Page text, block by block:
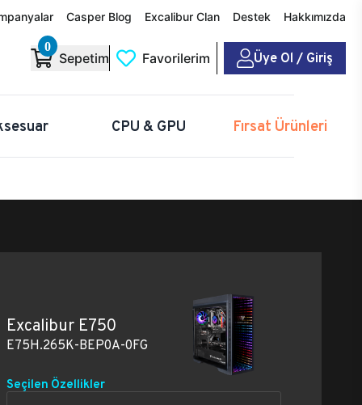
Casper Blog Excalibur Clan Destek Hakkımızda
0
Sepetim Favorilerim Üye Ol / Giriş
CPU & GPU Fırsat Ürünleri
Excalibur E750
E75H.265K-BEP0A-0FG
Seçilen Özellikler